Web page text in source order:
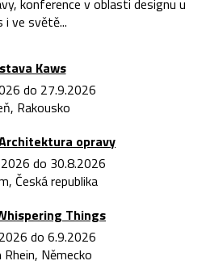
konference v oblasti designu u
i ve světě...
Kaws
do 27.9.2026
Rakousko
opravy
do 30.8.2026
Česká republika
Things
do 6.9.2026
Rhein, Německo